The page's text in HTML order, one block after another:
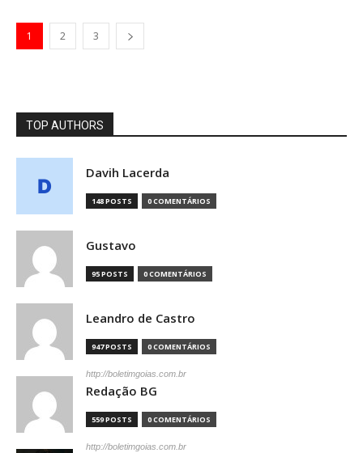
1 2 3
TOP AUTHORS
Davih Lacerda
148 POSTS 0 COMENTÁRIOS
Gustavo
95 POSTS 0 COMENTÁRIOS
Leandro de Castro
947 POSTS 0 COMENTÁRIOS
http://boletimgoias.com.br
Redação BG
559 POSTS 0 COMENTÁRIOS
http://boletimgoias.com.br